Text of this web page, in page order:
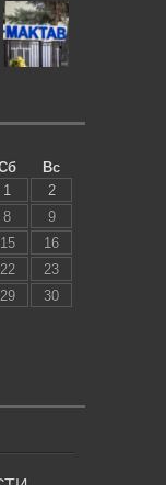
Вс
1
2
8
9
15
16
22
23
29
30